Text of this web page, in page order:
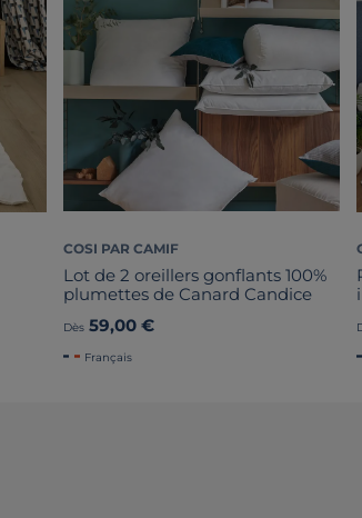
COSI PAR CAMIF
Lot de 2 oreillers gonflants 100%
plumettes de Canard Candice
Dès 59,00 €
Français